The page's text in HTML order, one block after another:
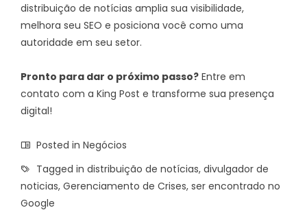
distribuição de notícias amplia sua visibilidade,
melhora seu SEO e posiciona você como uma
autoridade em seu setor.
Pronto para dar o próximo passo? Entre em
contato com a King Post e transforme sua presença
digital!
Posted in Negócios
Tagged in distribuição de notícias, divulgador de
noticias, Gerenciamento de Crises, ser encontrado no
Google